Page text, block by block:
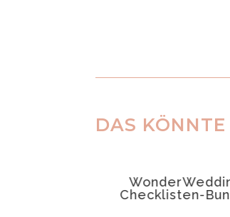
DAS
ANGEBOT!
Checklisten-